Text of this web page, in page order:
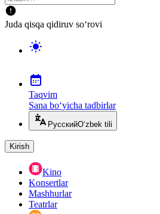
Juda qisqa qidiruv so‘rovi
Taqvim
Sana bo‘yicha tadbirlar
РусскийO‘zbek tili
Kirish
Kino
Konsertlar
Mashhurlar
Teatrlar